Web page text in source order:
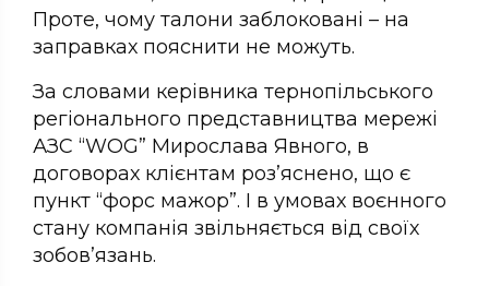
Проте, чому талони заблоковані – на
заправках пояснити не можуть.
За словами керівника тернопільського
регіонального представництва мережі
АЗС “WOG” Мирослава Явного, в
договорах клієнтам роз’яснено, що є
пункт “форс мажор”. І в умовах воєнного
стану компанія звільняється від своїх
зобов’язань.